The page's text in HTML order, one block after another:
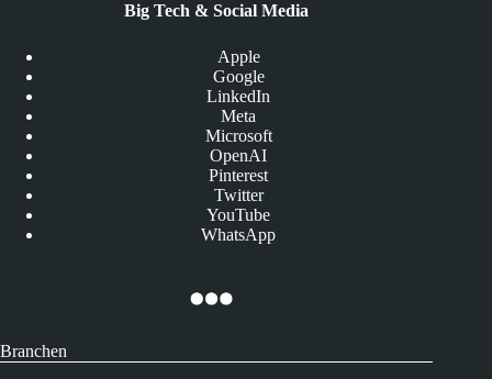
Big Tech & Social Media
Apple
Google
LinkedIn
Meta
Microsoft
OpenAI
Pinterest
Twitter
YouTube
WhatsApp
Branchen